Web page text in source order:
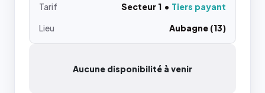
Tarif Secteur 1
Tiers payant
Lieu
Aubagne (13)
Aucune disponibilité à venir